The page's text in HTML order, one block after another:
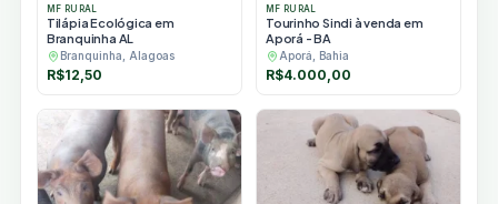
MF RURAL
Tilápia Ecológica em
Branquinha AL
Branquinha, Alagoas
R$12,50
MF RURAL
Tourinho Sindi à venda em
Aporá - BA
Aporá, Bahia
R$4.000,00